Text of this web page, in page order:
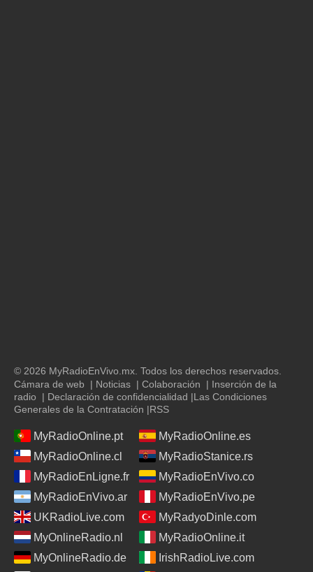
© 2026 MyRadioEnVivo.mx. Todos los derechos reservados.
Cámara de web | Noticias | Colaboración | Inserción de la
radio | Declaración de confidencialidad |Las Condiciones
Generales de la Contratación |RSS
MyRadioOnline.pt
MyRadioOnline.es
MyRadioOnline.cl
MyRadioStanice.rs
MyRadioEnLigne.fr
MyRadioEnVivo.co
MyRadioEnVivo.ar
MyRadioEnVivo.pe
UKRadioLive.com
MyRadyoDinle.com
MyOnlineRadio.nl
MyRadioOnline.it
MyOnlineRadio.de
IrishRadioLive.com